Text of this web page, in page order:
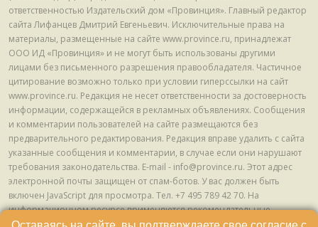
ответственностью Издательский дом «Провинция». Главный редактор
сайта Лифанцев Дмитрий Евгеньевич. Исключительные права на
материалы, размещенные на сайте www.province.ru, принадлежат
ООО ИД «Провинция» и не могут быть использованы другими
лицами без письменного разрешения правообладателя. Частичное
цитирование возможно только при условии гиперссылки на сайт
www.province.ru. Редакция не несет ответственности за достоверность
информации, содержащейся в рекламных объявлениях. Сообщения
и комментарии пользователей на сайте размещаются без
предварительного редактирования. Редакция вправе удалить с сайта
указанные сообщения и комментарии, в случае если они нарушают
требования законодательства. E-mail - info@province.ru. Этот адрес
электронной почты защищен от спам-ботов. У вас должен быть
включен JavaScript для просмотра. Tел. +7 495 789 42 70. На
информационном ресурсе применяются рекомендательные
технологии (информационные технологии предоставления